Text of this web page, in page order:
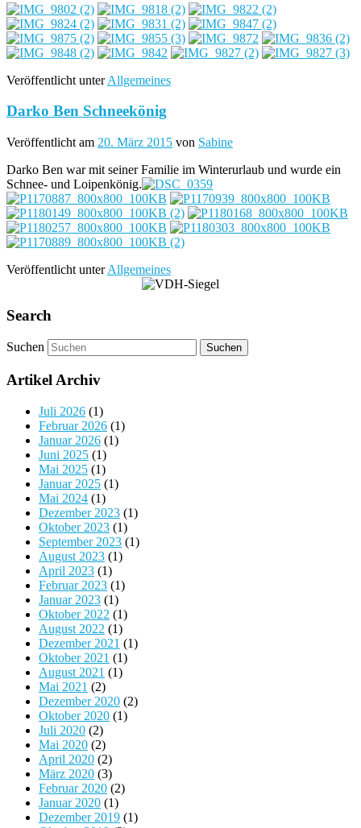
Veröffentlicht unter Allgemeines
Darko Ben Schneekönig
Veröffentlicht am 20. März 2015 von Sabine
Darko Ben war mit seiner Familie im Winterurlaub und wurde ein
Schnee- und Loipenkönig.
Veröffentlicht unter Allgemeines
Search
Suchen
Artikel Archiv
Juli 2026 (1)
Februar 2026 (1)
Januar 2026 (1)
Juni 2025 (1)
Mai 2025 (1)
Januar 2025 (1)
Mai 2024 (1)
Dezember 2023 (1)
Oktober 2023 (1)
September 2023 (1)
August 2023 (1)
April 2023 (1)
Februar 2023 (1)
Januar 2023 (1)
Oktober 2022 (1)
August 2022 (1)
Dezember 2021 (1)
Oktober 2021 (1)
August 2021 (1)
Mai 2021 (2)
Dezember 2020 (2)
Oktober 2020 (1)
Juli 2020 (2)
Mai 2020 (2)
April 2020 (2)
März 2020 (3)
Februar 2020 (2)
Januar 2020 (1)
Dezember 2019 (1)